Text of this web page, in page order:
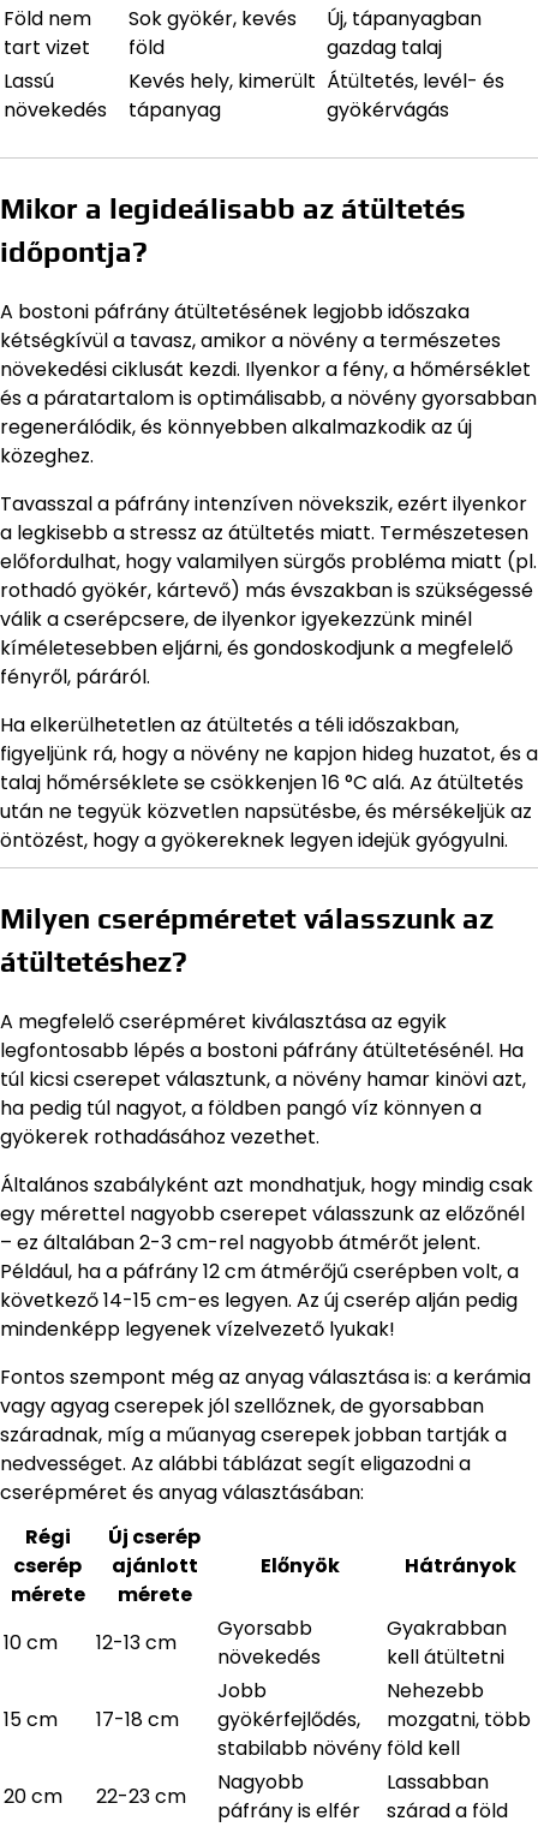
Föld nem
tart vizet
Sok gyökér, kevés
föld
Új, tápanyagban
gazdag talaj
Lassú
növekedés
Kevés hely, kimerült
tápanyag
Átültetés, levél- és
gyökérvágás
Mikor a legideálisabb az átültetés
időpontja?
A bostoni páfrány átültetésének legjobb időszaka
kétségkívül a tavasz, amikor a növény a természetes
növekedési ciklusát kezdi. Ilyenkor a fény, a hőmérséklet
és a páratartalom is optimálisabb, a növény gyorsabban
regenerálódik, és könnyebben alkalmazkodik az új
közeghez.
Tavasszal a páfrány intenzíven növekszik, ezért ilyenkor
a legkisebb a stressz az átültetés miatt. Természetesen
előfordulhat, hogy valamilyen sürgős probléma miatt (pl.
rothadó gyökér, kártevő) más évszakban is szükségessé
válik a cserépcsere, de ilyenkor igyekezzünk minél
kíméletesebben eljárni, és gondoskodjunk a megfelelő
fényről, páráról.
Ha elkerülhetetlen az átültetés a téli időszakban,
figyeljünk rá, hogy a növény ne kapjon hideg huzatot, és a
talaj hőmérséklete se csökkenjen 16 °C alá. Az átültetés
után ne tegyük közvetlen napsütésbe, és mérsékeljük az
öntözést, hogy a gyökereknek legyen idejük gyógyulni.
Milyen cserépméretet válasszunk az
átültetéshez?
A megfelelő cserépméret kiválasztása az egyik
legfontosabb lépés a bostoni páfrány átültetésénél. Ha
túl kicsi cserepet választunk, a növény hamar kinövi azt,
ha pedig túl nagyot, a földben pangó víz könnyen a
gyökerek rothadásához vezethet.
Általános szabályként azt mondhatjuk, hogy mindig csak
egy mérettel nagyobb cserepet válasszunk az előzőnél
– ez általában 2-3 cm-rel nagyobb átmérőt jelent.
Például, ha a páfrány 12 cm átmérőjű cserépben volt, a
következő 14-15 cm-es legyen. Az új cserép alján pedig
mindenképp legyenek vízelvezető lyukak!
Fontos szempont még az anyag választása is: a kerámia
vagy agyag cserepek jól szellőznek, de gyorsabban
száradnak, míg a műanyag cserepek jobban tartják a
nedvességet. Az alábbi táblázat segít eligazodni a
cserépméret és anyag választásában:
Régi
cserép
mérete
Új cserép
ajánlott
mérete
Előnyök Hátrányok
10 cm 12-13 cm
Gyorsabb
növekedés
Gyakrabban
kell átültetni
15 cm 17-18 cm
Jobb
gyökérfejlődés,
stabilabb növény
Nehezebb
mozgatni, több
föld kell
20 cm
22-23 cm
Nagyobb
páfrány is elfér
Lassabban
szárad a föld